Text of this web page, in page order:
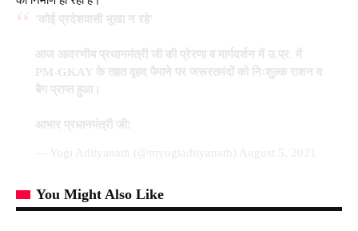
'कोई प्रदेशवासी भूखा न रहे'
आज आदरणीय प्रधानमंत्री जी की प्रेरणा व मार्गदर्शन में उ.प्र. में
PM-GKAY के तहत वृहद पैमाने पर जरूरतमंदों को निःशुल्क राशन व
बैग प्राप्त हुआ।
आभार प्रधानमंत्री जी!
— Yogi Adityanath (@myogiadityanath) August 5, 2021
You Might Also Like